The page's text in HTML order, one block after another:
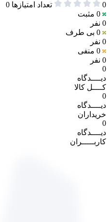
0 تعداد امتیازها 0
0 مثبت
0 نفر
0 بی طرف
0 نفر
0 منفی
0 نفر
0
دیــــدگاه
کــــل کالا
0
دیــــدگاه
خریداران
0
دیــــدگاه
کاربـــــران